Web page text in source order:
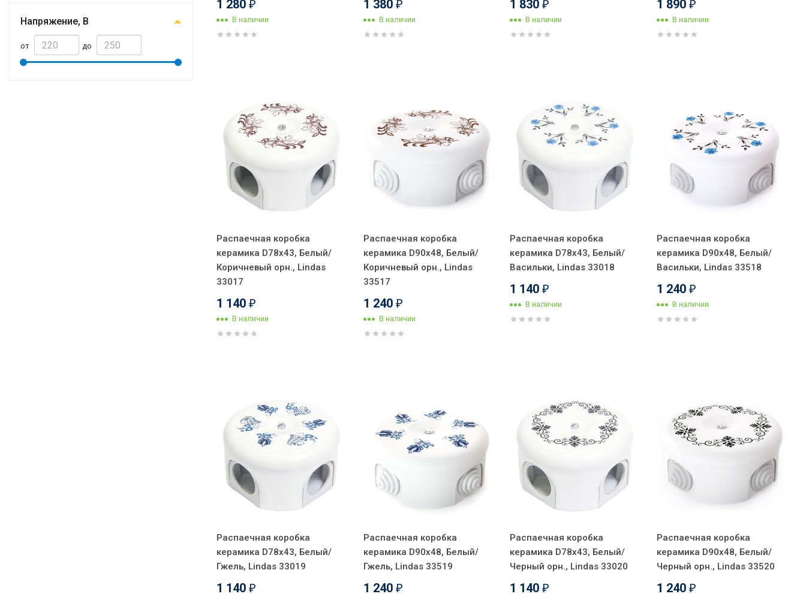
Напряжение, В
от до
1 280 ₽
В наличии
1 380 ₽
В наличии
1 830 ₽
В наличии
1 890 ₽
В наличии
Распаечная коробка
керамика D78х43, Белый/
Коричневый орн., Lindas
33017
1 140 ₽
В наличии
Распаечная коробка
керамика D90х48, Белый/
Коричневый орн., Lindas
33517
1 240 ₽
В наличии
Распаечная коробка
керамика D78х43, Белый/
Васильки, Lindas 33018
1 140 ₽
В наличии
Распаечная коробка
керамика D90х48, Белый/
Васильки, Lindas 33518
1 240 ₽
В наличии
Распаечная коробка
керамика D78х43, Белый/
Гжель, Lindas 33019
1 140 ₽
Распаечная коробка
керамика D90х48, Белый/
Гжель, Lindas 33519
1 240 ₽
Распаечная коробка
керамика D78х43, Белый/
Черный орн., Lindas 33020
1 140 ₽
Распаечная коробка
керамика D90х48, Белый/
Черный орн., Lindas 33520
1 240 ₽